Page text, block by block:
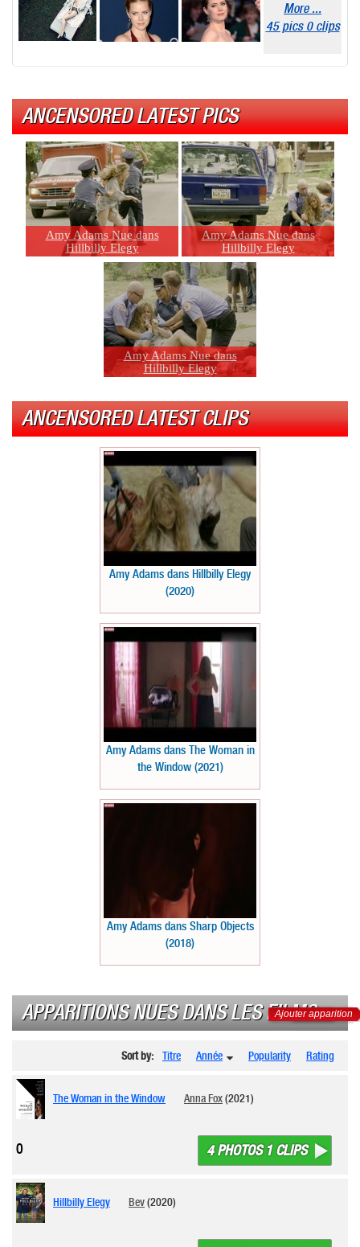
More ...
45 pics 0 clips
ANCENSORED LATEST PICS
Amy Adams Nue dans
Hillbilly Elegy
Amy Adams Nue dans
Hillbilly Elegy
Amy Adams Nue dans
Hillbilly Elegy
ANCENSORED LATEST CLIPS
Amy Adams dans Hillbilly Elegy
(2020)
Amy Adams dans The Woman in
the Window (2021)
Amy Adams dans Sharp Objects
(2018)
APPARITIONS NUES DANS LES FILMS
Ajouter apparition
Sort by: Titre Année Popularity Rating
The Woman in the Window Anna Fox(2021)
4 PHOTOS 1 CLIPS
0
Hillbilly Elegy Bev(2020)